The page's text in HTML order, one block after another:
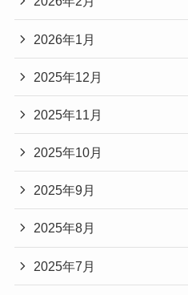
2026年1月
2025年12月
2025年11月
2025年10月
2025年9月
2025年8月
2025年7月